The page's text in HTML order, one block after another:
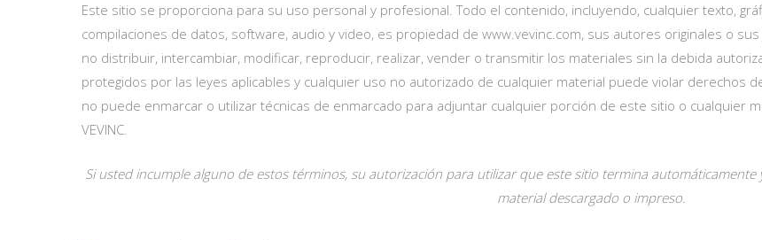
Este sitio se proporciona para su uso personal y profesional. Todo el contenido, incluyendo, cualquier texto,
compilaciones de datos, software, audio y video, es propiedad de www.vevinc.com, sus autores originales o
no distribuir, intercambiar, modificar, reproducir, realizar, vender o transmitir los materiales sin la debida
protegidos por las leyes aplicables y cualquier uso no autorizado de cualquier material puede violar derechos
no puede enmarcar o utilizar técnicas de enmarcado para adjuntar cualquier porción de este sitio o cualquier
VEVINC.
Si usted incumple alguno de estos términos, su autorización para utilizar que este sitio termina
material descargado o impreso.